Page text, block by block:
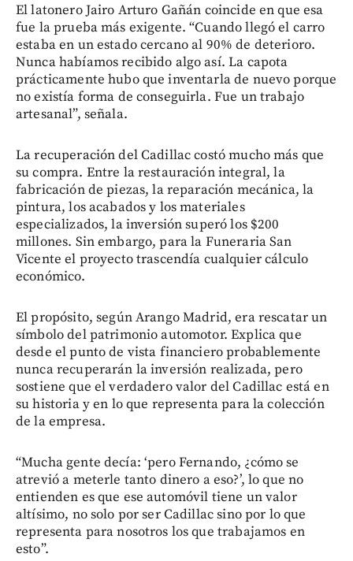
El latonero Jairo Arturo Gañán coincide en que esa
fue la prueba más exigente. “Cuando llegó el carro
estaba en un estado cercano al 90% de deterioro.
Nunca habíamos recibido algo así. La capota
prácticamente hubo que inventarla de nuevo porque
no existía forma de conseguirla. Fue un trabajo
artesanal”, señala.
La recuperación del Cadillac costó mucho más que
su compra. Entre la restauración integral, la
fabricación de piezas, la reparación mecánica, la
pintura, los acabados y los materiales
especializados, la inversión superó los $200
millones. Sin embargo, para la Funeraria San
Vicente el proyecto trascendía cualquier cálculo
económico.
El propósito, según Arango Madrid, era rescatar un
símbolo del patrimonio automotor. Explica que
desde el punto de vista financiero probablemente
nunca recuperarán la inversión realizada, pero
sostiene que el verdadero valor del Cadillac está en
su historia y en lo que representa para la colección
de la empresa.
“Mucha gente decía: ‘pero Fernando, ¿cómo se
atrevió a meterle tanto dinero a eso?’, lo que no
entienden es que ese automóvil tiene un valor
altísimo, no solo por ser Cadillac sino por lo que
representa para nosotros los que trabajamos en
esto”.